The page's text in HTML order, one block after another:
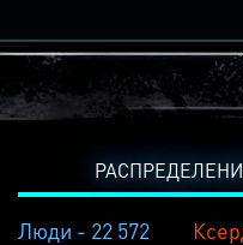
Люди - 22 572